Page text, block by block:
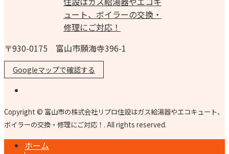
〒930-0175 富山市願海寺396-1
Googleマップで確認する
Copyright © 富山市の株式会社リプロ住設はガス給湯器やエコキュート、
ボイラーの交換・修理にご対応！. All rights reserved.
ホーム